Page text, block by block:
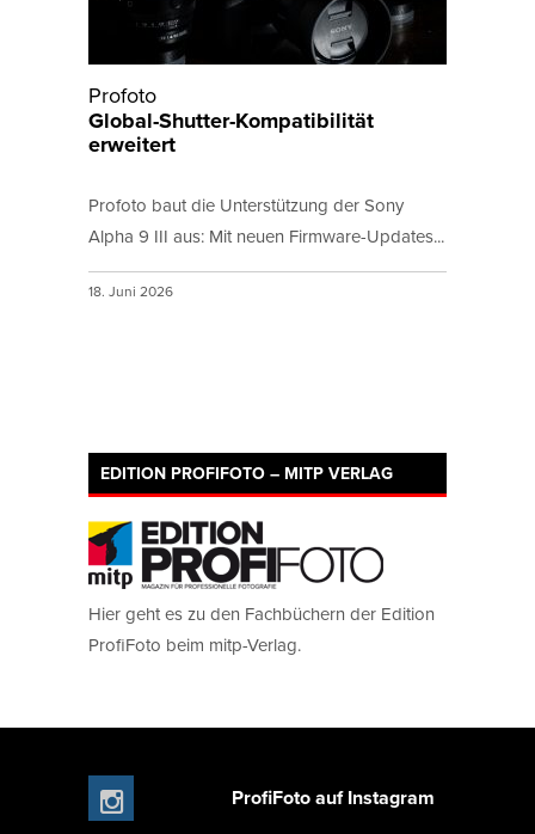
Profoto
Global-Shutter-Kompatibilität
erweitert
Profoto baut die Unterstützung der Sony
Alpha 9 III aus: Mit neuen Firmware-Updates...
18. Juni 2026
EDITION PROFIFOTO – MITP VERLAG
Hier geht es zu den Fachbüchern der Edition
ProfiFoto beim mitp-Verlag.
ProfiFoto auf Instagram